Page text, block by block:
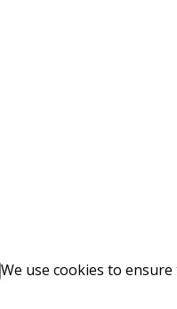
We use cookies to